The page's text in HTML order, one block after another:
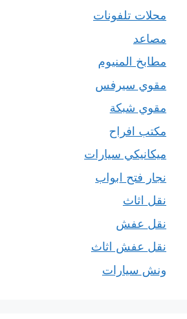
محلات تلفونات
مصاعد
مطابخ المنيوم
مقوي سيرفس
مقوي شبكة
مكتب افراح
ميكانيكي سيارات
نجار فتح ابواب
نقل اثاث
نقل عفش
نقل عفش اثاث
ونش سيارات